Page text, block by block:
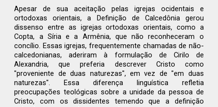
Apesar de sua aceitação pelas igrejas ocidentais e
ortodoxas orientais, a Definição de Calcedônia gerou
dissenso entre as igrejas ortodoxas orientais, como a
Copta, a Síria e a Armênia, que não reconheceram o
concílio. Essas igrejas, frequentemente chamadas de não-
calcedonianas, aderiram à formulação de Cirilo de
Alexandria, que preferia descrever Cristo como
"proveniente de duas naturezas", em vez de "em duas
naturezas". Essa diferença linguística refletia
preocupações teológicas sobre a unidade da pessoa de
Cristo, com os dissidentes temendo que a definição